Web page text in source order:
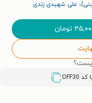
، علی شهیدی زندی
تومان
OFF30